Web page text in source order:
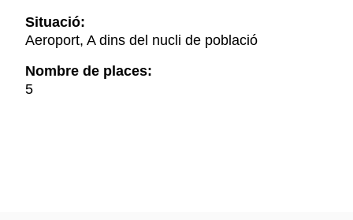
Situació:
Aeroport, A dins del nucli de població
Nombre de places:
5